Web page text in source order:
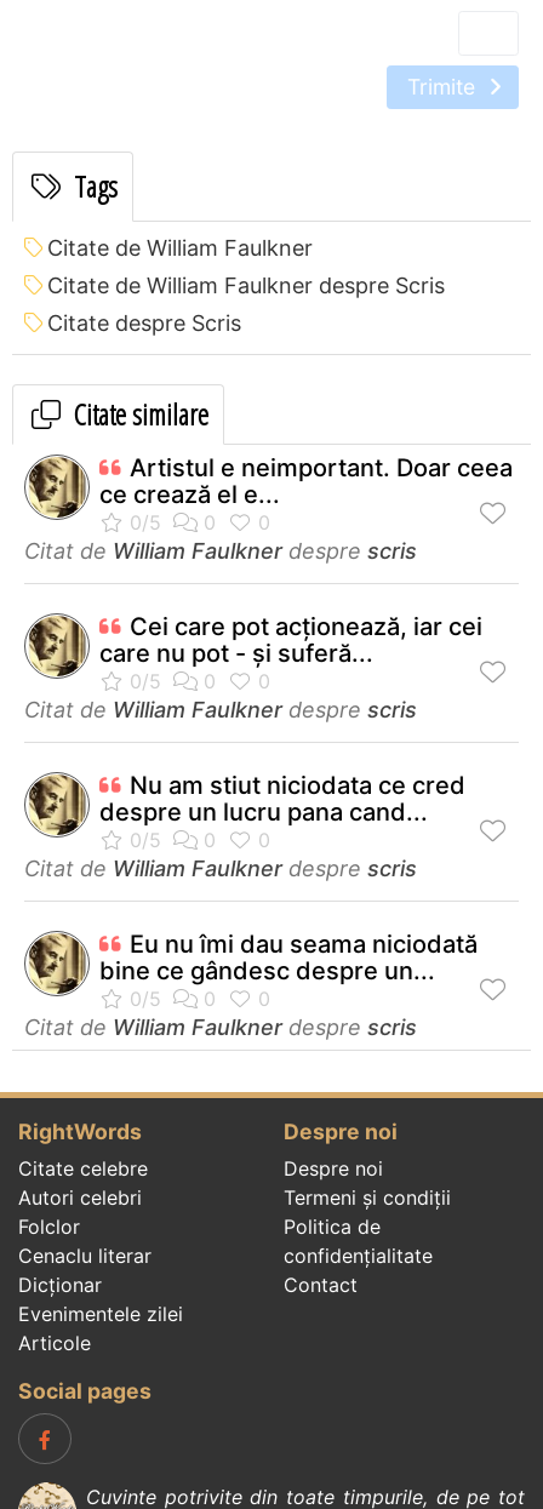
Trimite
Tags
Citate de William Faulkner
Citate de William Faulkner despre Scris
Citate despre Scris
Citate similare
Artistul e neimportant. Doar ceea
ce crează el e...
Citat de William Faulknerdespre scris
Cei care pot acţionează, iar cei
care nu pot - şi suferă...
Citat de William Faulknerdespre scris
Nu am stiut niciodata ce cred
despre un lucru pana cand...
Citat de William Faulknerdespre scris
Eu nu îmi dau seama niciodată
bine ce gândesc despre un...
Citat de William Faulknerdespre scris
RightWords
Citate celebre
Autori celebri
Folclor
Cenaclu literar
Dicționar
Evenimentele zilei
Articole
Despre noi
Despre noi
Termeni și condiții
Politica de
confidenţialitate
Contact
Social pages
Cuvinte potrivite din toate timpurile, de pe tot